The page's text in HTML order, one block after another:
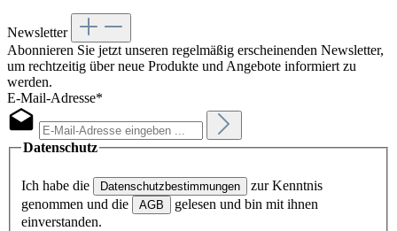
Newsletter
Abonnieren Sie jetzt unseren regelmäßig erscheinenden Newsletter,
um rechtzeitig über neue Produkte und Angebote informiert zu
werden.
E-Mail-Adresse*
Datenschutz
Ich habe die Datenschutzbestimmungen
zur Kenntnis
genommen und die
AGB
gelesen und bin mit ihnen
einverstanden.